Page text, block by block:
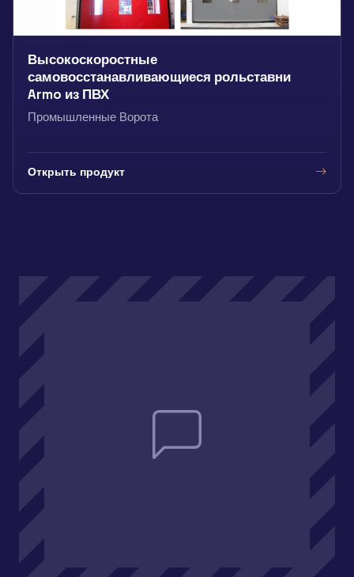
Высокоскоростные
самовосстанавливающиеся рольставни
Armo из ПВХ
Промышленные Ворота
Открыть продукт